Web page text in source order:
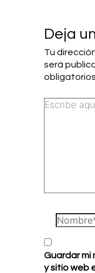
Deja
Tu
será
Escribe
Nombre*
Guardar mi
y sitio web